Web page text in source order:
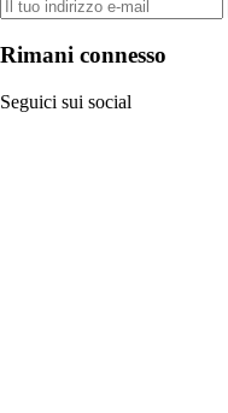
Rimani connesso
Seguici sui social